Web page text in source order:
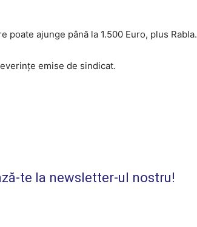
ajunge până la 1.500 Euro, plus Rabla.
emise de sindicat.
te la newsletter-ul nostru!